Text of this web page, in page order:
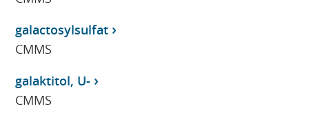
galactosylsulfat
CMMS
galaktitol, U-
CMMS